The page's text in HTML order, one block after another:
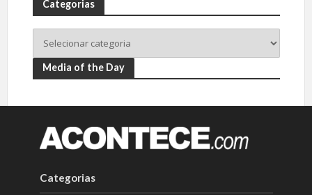
Categorias
Media of the Day
Categorias